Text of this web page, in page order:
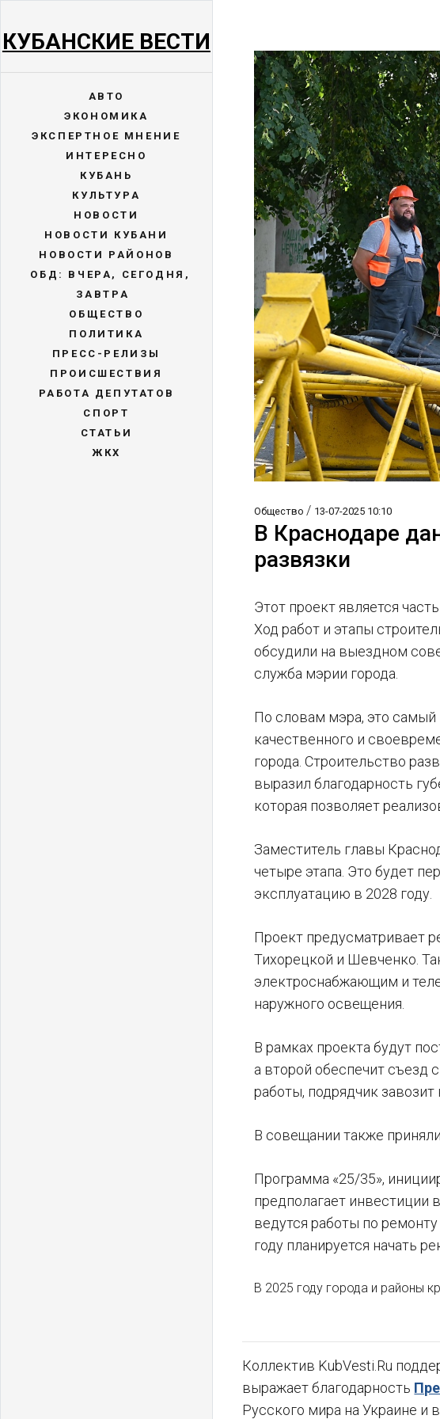
КУБАНСКИЕ ВЕСТИ
АВТО
ЭКОНОМИКА
ЭКСПЕРТНОЕ МНЕНИЕ
ИНТЕРЕСНО
КУБАНЬ
КУЛЬТУРА
НОВОСТИ
НОВОСТИ КУБАНИ
НОВОСТИ РАЙОНОВ
ОБД: ВЧЕРА, СЕГОДНЯ,
ЗАВТРА
ОБЩЕСТВО
ПОЛИТИКА
ПРЕСС-РЕЛИЗЫ
ПРОИСШЕСТВИЯ
РАБОТА ДЕПУТАТОВ
СПОРТ
СТАТЬИ
ЖКХ
Общество / 13-07-2025 10:10
В Краснодаре
развязки
Этот проект является
Ход работ и этапы
обсудили на выездном
служба мэрии города.
По словам мэра, это
качественного и
города. Строительство
выразил благодарность
которая позволяет
Заместитель главы
четыре этапа. Это будет
эксплуатацию в 2028 году.
Проект предусматривает
Тихорецкой и Шевченко.
электроснабжающим и
наружного освещения.
В рамках проекта будут
а второй обеспечит съезд
работы, подрядчик
В совещании также
Программа «25/35»,
предполагает инвестиции
ведутся работы по
году планируется начать
В 2025 году города и районы
Коллектив KubVesti.Ru
выражает благодарность
Русского мира на Украине и